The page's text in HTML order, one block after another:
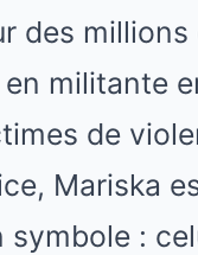
des millions
militante
de
Mariska
symbole :